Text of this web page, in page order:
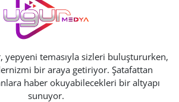
yepyeni temasıyla sizleri buluştururken,
bir araya getiriyor. Şatafattan
haber okuyabilecekleri bir altyapı
sunuyor.